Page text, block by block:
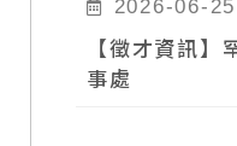
2026-06-25
【徵才資訊】
事處